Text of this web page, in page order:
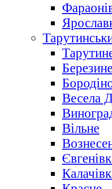
Березине
Весела
Вільне